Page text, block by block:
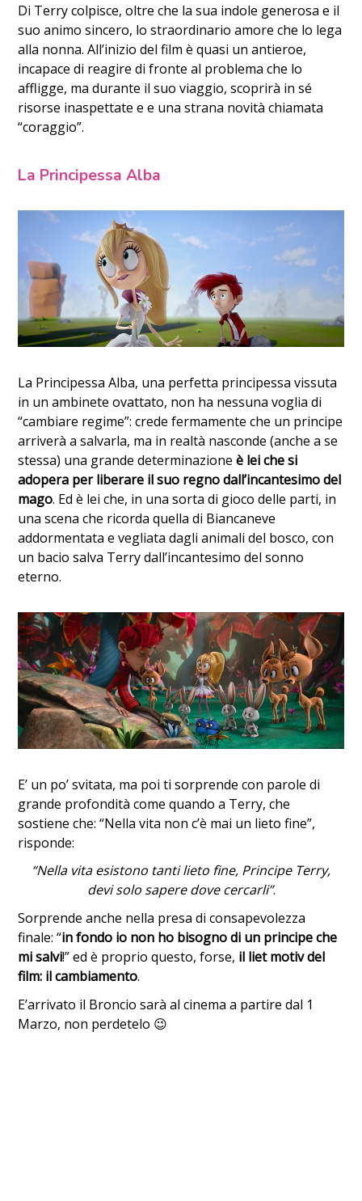
Di Terry colpisce, oltre che la sua indole generosa e il
suo animo sincero, lo straordinario amore che lo lega
alla nonna. All’inizio del film è quasi un antieroe,
incapace di reagire di fronte al problema che lo
affligge, ma durante il suo viaggio, scoprirà in sé
risorse inaspettate e e una strana novità chiamata
“coraggio”.
La Principessa Alba
La Principessa Alba, una perfetta principessa vissuta
in un ambinete ovattato, non ha nessuna voglia di
“cambiare regime”: crede fermamente che un principe
arriverà a salvarla, ma in realtà nasconde (anche a se
stessa) una grande determinazioneè lei che si
adopera per liberare il suo regno dall’incantesimo del
mago. Ed è lei che, in una sorta di gioco delle parti, in
una scena che ricorda quella di Biancaneve
addormentata e vegliata dagli animali del bosco, con
un bacio salva Terry dall’incantesimo del sonno
eterno.
E’ un po’ svitata, ma poi ti sorprende con parole di
grande profondità come quando a Terry, che
sostiene che: “Nella vita non c’è mai un lieto fine”,
risponde:
“Nella vita esistono tanti lieto fine, Principe Terry,
devi solo sapere dove cercarli”.
Sorprende anche nella presa di consapevolezza
finale: “in fondo io non ho bisogno di un principe che
mi salvi!” ed è proprio questo, forse, il liet motiv del
film: il cambiamento.
E’arrivato il Broncio sarà al cinema a partire dal 1
Marzo, non perdetelo 😉